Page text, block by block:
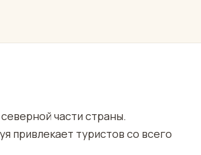
части страны.
привлекает туристов со всего